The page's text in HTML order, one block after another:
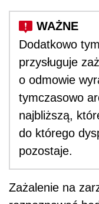
Dodatkowo
przysługuje
o odmowie
tymczasowo
najbliższą,
do którego
pozostaje.
Zażalenie na